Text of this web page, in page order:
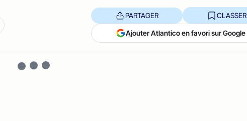
PARTAGER CLASSER
Ajouter Atlantico en favori sur Google